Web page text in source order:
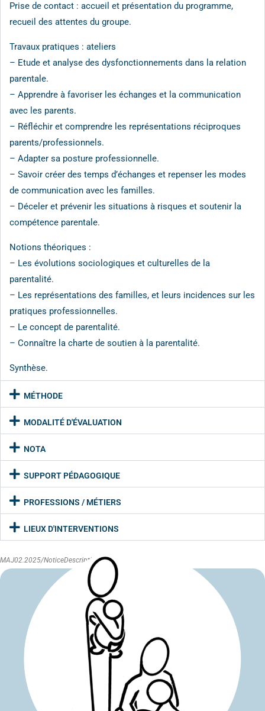
Prise de contact : accueil et présentation du programme,
recueil des attentes du groupe.
Travaux pratiques : ateliers
– Etude et analyse des dysfonctionnements dans la relation
parentale.
– Apprendre à favoriser les échanges et la communication
avec les parents.
– Réfléchir et comprendre les représentations réciproques
parents/professionnels.
– Adapter sa posture professionnelle.
– Savoir créer des temps d’échanges et repenser les modes
de communication avec les familles.
– Déceler et prévenir les situations à risques et soutenir la
compétence parentale.
Notions théoriques :
– Les évolutions sociologiques et culturelles de la
parentalité.
– Les représentations des familles, et leurs incidences sur les
pratiques professionnelles.
– Le concept de parentalité.
– Connaître la charte de soutien à la parentalité.
Synthèse.
MÉTHODE
MODALITÉ D'ÉVALUATION
NOTA
SUPPORT PÉDAGOGIQUE
PROFESSIONS / MÉTIERS
LIEUX D'INTERVENTIONS
MAJ02.2025/NoticeDescriptive